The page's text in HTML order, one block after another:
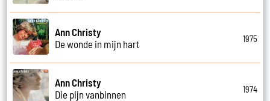
Ann Christy
De wonde in mijn hart
1975
Ann Christy
Die pijn vanbinnen
1974